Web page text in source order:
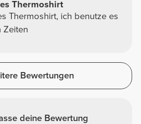
Thermoshirt
Thermoshirt, ich benutze es
Zeiten
Bewertungen
deine Bewertung